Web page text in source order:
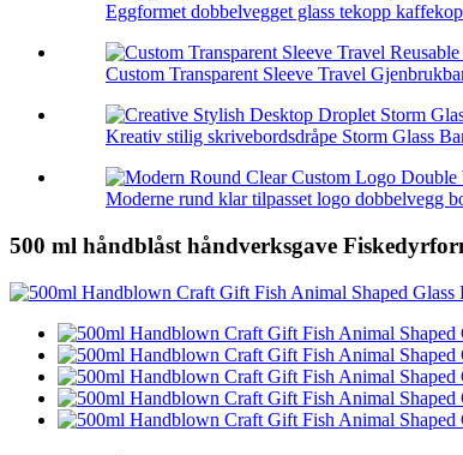
Eggformet dobbelvegget glass tekopp
Custom Transparent Sleeve Travel
Kreativ stilig skrivebordsdråpe Storm Glass
Moderne rund klar tilpasset logo dobbelvegg
500 ml håndblåst håndverksgave